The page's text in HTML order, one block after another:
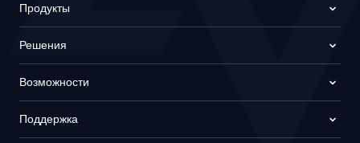
Продукты
Решения
Возможности
Поддержка